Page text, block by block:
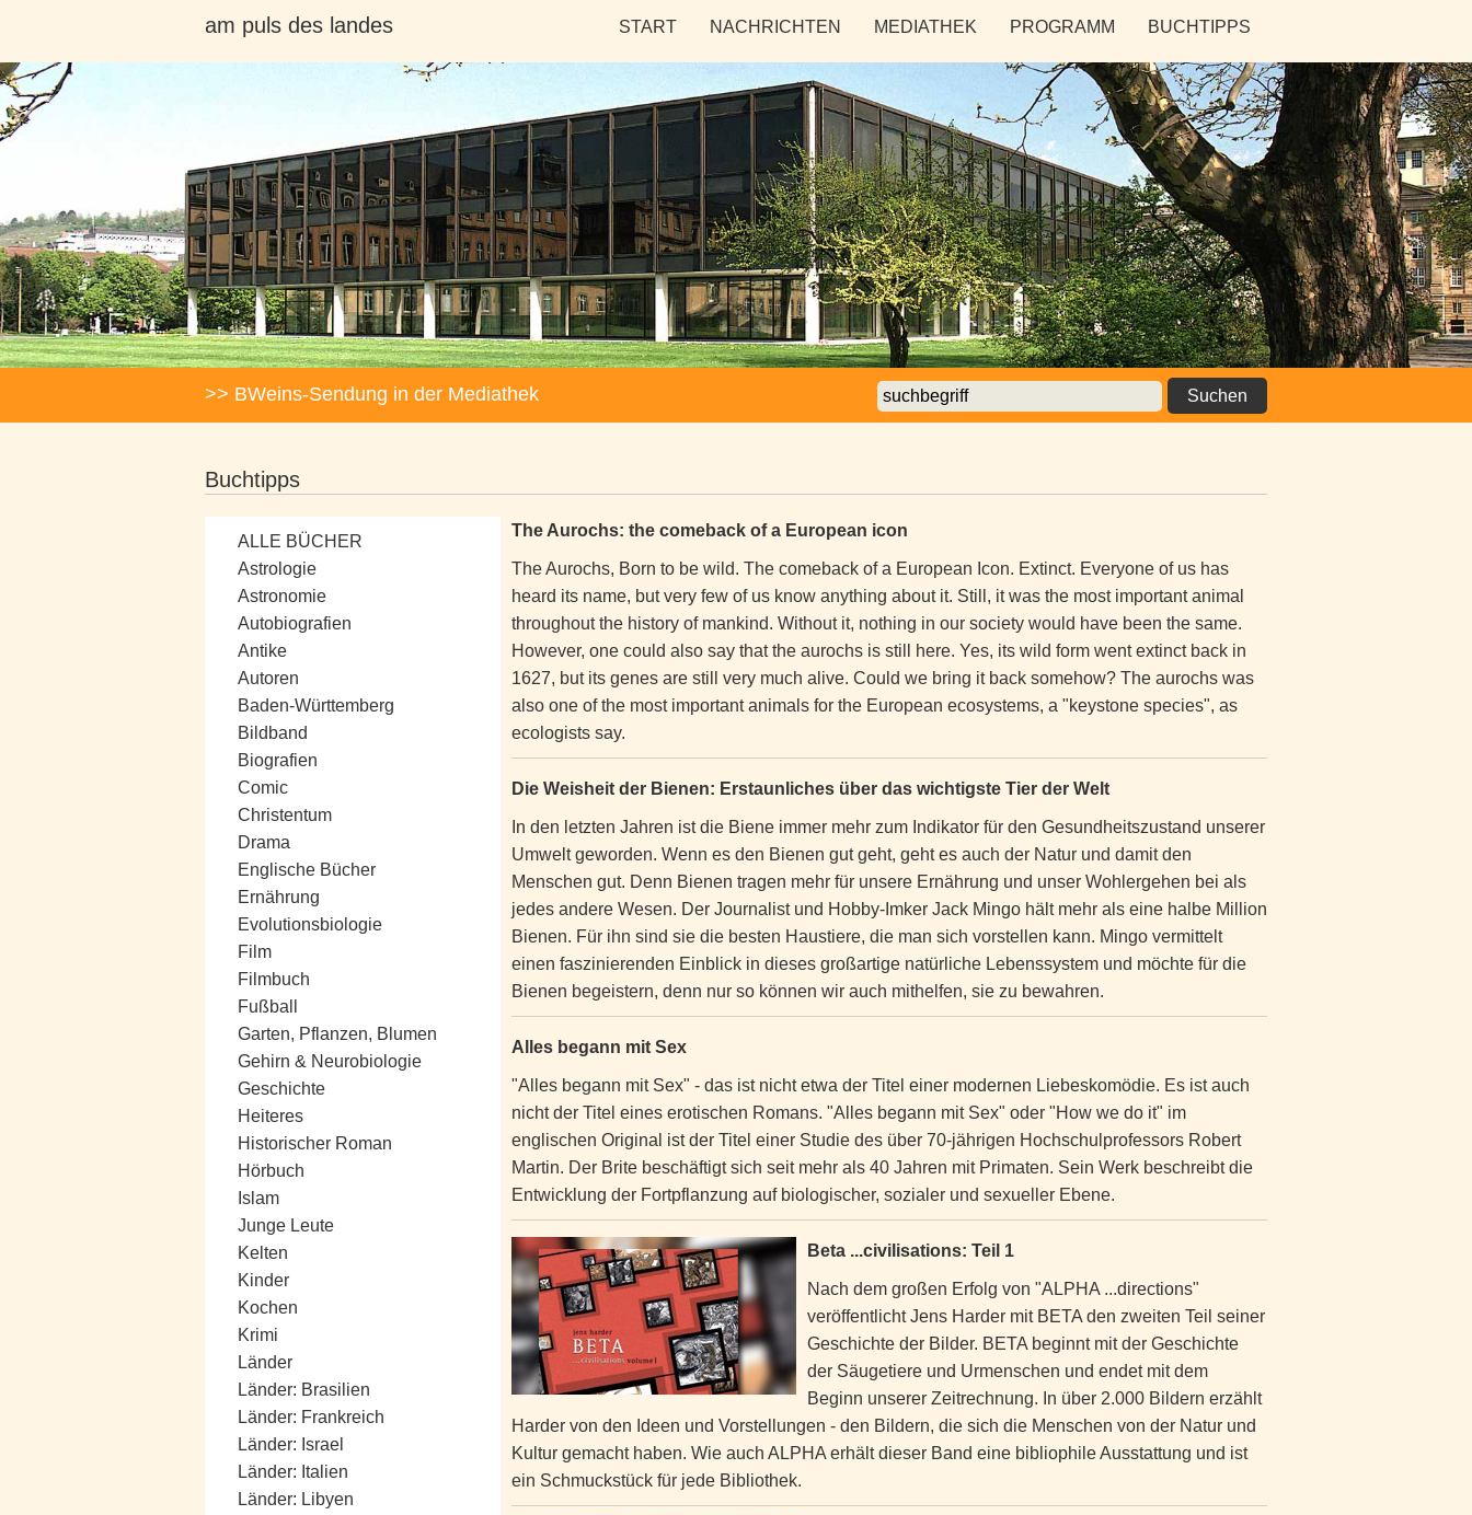
am puls des landes Seitennavigation
START NACHRICHTEN MEDIATHEK PROGRAMM BUCHTIPPS
Headerbilder
>> BWeins-Sendung in der Mediathek
Buchtipps
Kategorien
ALLE BÜCHER
Astrologie
Astronomie
Autobiografien
Antike
Autoren
Baden-Württemberg
Bildband
Biografien
Comic
Christentum
Drama
Englische Bücher
Ernährung
Evolutionsbiologie
Film
Filmbuch
Fußball
Garten, Pflanzen, Blumen
Gehirn & Neurobiologie
Geschichte
Heiteres
Historischer Roman
Hörbuch
Islam
Junge Leute
Kelten
Kinder
Kochen
Krimi
Länder
Länder: Brasilien
Länder: Frankreich
Länder: Israel
Länder: Italien
Länder: Libyen
The Aurochs: the comeback of a European icon
The Aurochs, Born to be wild. The comeback of a European Icon. Extinct. Everyone of us has
heard its name, but very few of us know anything about it. Still, it was the most important animal
throughout the history of mankind. Without it, nothing in our society would have been the same.
However, one could also say that the aurochs is still here. Yes, its wild form went extinct back in
1627, but its genes are still very much alive. Could we bring it back somehow? The aurochs was
also one of the most important animals for the European ecosystems, a "keystone species", as
ecologists say.
Die Weisheit der Bienen: Erstaunliches über das wichtigste Tier der Welt
In den letzten Jahren ist die Biene immer mehr zum Indikator für den Gesundheitszustand unserer
Umwelt geworden. Wenn es den Bienen gut geht, geht es auch der Natur und damit den
Menschen gut. Denn Bienen tragen mehr für unsere Ernährung und unser Wohlergehen bei als
jedes andere Wesen. Der Journalist und Hobby-Imker Jack Mingo hält mehr als eine halbe Million
Bienen. Für ihn sind sie die besten Haustiere, die man sich vorstellen kann. Mingo vermittelt
einen faszinierenden Einblick in dieses großartige natürliche Lebenssystem und möchte für die
Bienen begeistern, denn nur so können wir auch mithelfen, sie zu bewahren.
Alles begann mit Sex
"Alles begann mit Sex" - das ist nicht etwa der Titel einer modernen Liebeskomödie. Es ist auch
nicht der Titel eines erotischen Romans. "Alles begann mit Sex" oder "How we do it" im
englischen Original ist der Titel einer Studie des über 70-jährigen Hochschulprofessors Robert
Martin. Der Brite beschäftigt sich seit mehr als 40 Jahren mit Primaten. Sein Werk beschreibt die
Entwicklung der Fortpflanzung auf biologischer, sozialer und sexueller Ebene.
Beta ...civilisations: Teil 1
Nach dem großen Erfolg von "ALPHA ...directions"
veröffentlicht Jens Harder mit BETA den zweiten Teil seiner
Geschichte der Bilder. BETA beginnt mit der Geschichte
der Säugetiere und Urmenschen und endet mit dem
Beginn unserer Zeitrechnung. In über 2.000 Bildern erzählt
Harder von den Ideen und Vorstellungen - den Bildern, die sich die Menschen von der Natur und
Kultur gemacht haben. Wie auch ALPHA erhält dieser Band eine bibliophile Ausstattung und ist
ein Schmuckstück für jede Bibliothek.